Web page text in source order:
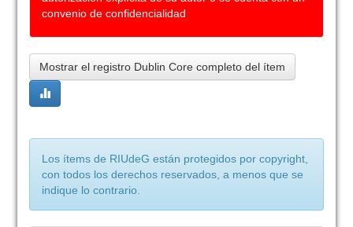
convenio de confidencialidad
Mostrar el registro Dublin Core completo del ítem
Los ítems de RIUdeG están protegidos por copyright,
con todos los derechos reservados, a menos que se
indique lo contrario.